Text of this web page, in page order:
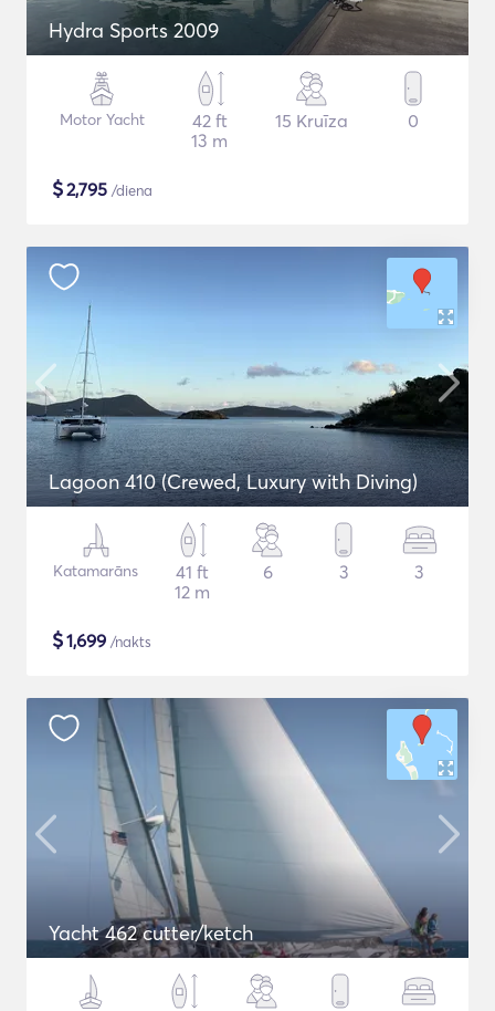
Hydra Sports 2009
Motor Yacht
42 ft
13 m
15 Kruīza 0
$2,795 /diena
Lagoon 410 (Crewed, Luxury with Diving)
Katamarāns
41 ft
12 m
6 3 3
$1,699 /nakts
Yacht 462 cutter/ketch